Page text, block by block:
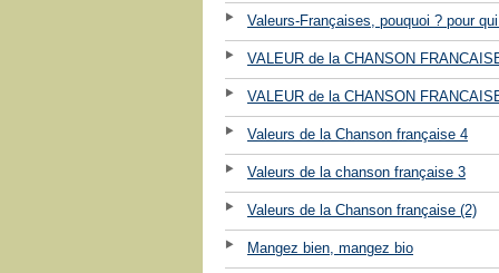
Valeurs-Françaises, pouquoi ? pour
VALEUR de la CHANSON
VALEUR de la CHANSON
Valeurs de la Chanson française 4
Valeurs de la chanson française 3
Valeurs de la Chanson française (2)
Mangez bien, mangez bio